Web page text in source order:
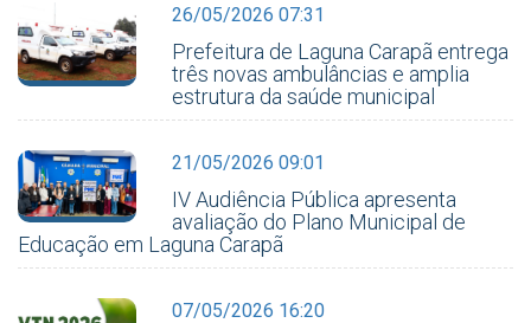
26/05/2026 07:31
Prefeitura de Laguna Carapã entrega
três novas ambulâncias e amplia
estrutura da saúde municipal
21/05/2026 09:01
IV Audiência Pública apresenta
avaliação do Plano Municipal de
Educação em Laguna Carapã
07/05/2026 16:20